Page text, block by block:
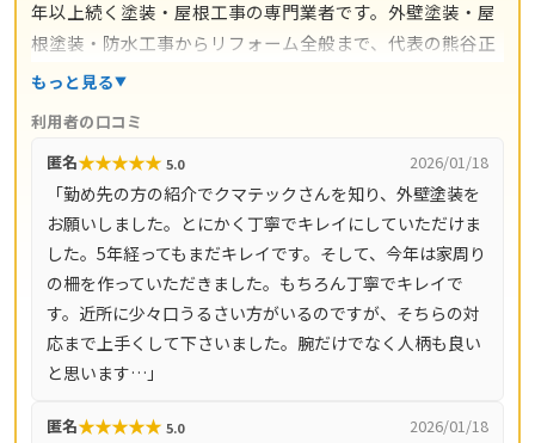
年以上続く塗装・屋根工事の専門業者です。外壁塗装・屋
根塗装・防水工事からリフォーム全般まで、代表の熊谷正
幸氏のもと自社職人が完全施工。施工後は最長20年の保証
束されているのが大きな特徴です。現地調査・ご相談・お
見積もりはすべて無料（営業時間9時〜19時・土日祝も対
応）。本社のある蓮田市を中心に、さいたま市（岩槻区・
見沼区・北区・大宮区・浦和区）・白岡市・久喜市・加須
市・上尾市・桶川市・北本市・春日部市・伊奈町など埼玉
県の広いエリアをカバーしています。
もっと見る
利用者の口コミ
匿名★★★★★ 5.0 2026/01/18
「勤め先の方の紹介でクマテックさんを知り、外壁塗装を
お願いしました。とにかく丁寧でキレイにしていただけま
した。5年経ってもまだキレイです。そして、今年は家周り
の柵を作っていただきました。もちろん丁寧でキレイで
す。近所に少々口うるさい方がいるのですが、そちらの対
応まで上手くして下さいました。腕だけでなく人柄も良い
と思います…」
匿名★★★★★ 5.0 2026/01/18